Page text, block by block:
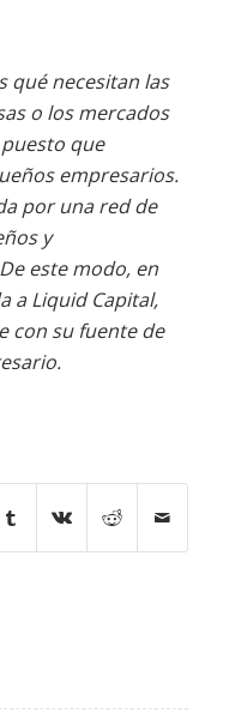
qué necesitan las
o los mercados
que
empresarios.
por una red de
y
este modo, en
a Liquid Capital,
con su fuente de